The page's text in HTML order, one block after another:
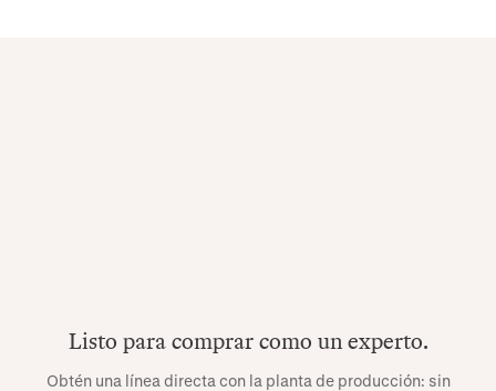
Listo para comprar como un experto.
Obtén una línea directa con la planta de producción: sin